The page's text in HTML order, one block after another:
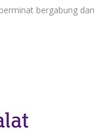
bergabung dan